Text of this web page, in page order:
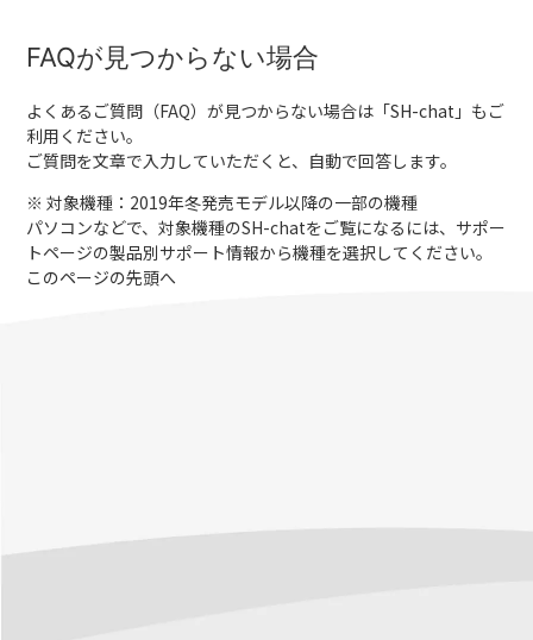
FAQが見つからない場合
よくあるご質問（FAQ）が見つからない場合は「SH-chat 」もご
利用ください。
ご質問を文章で入力していただくと、自動で回答します。
※ 対象機種：2019年冬発売モデル以降の一部の機種
パソコンなどで、対象機種のSH-chatをご覧になるには、サポー
トページの製品別サポート情報から機種を選択してください。
このページの先頭へ